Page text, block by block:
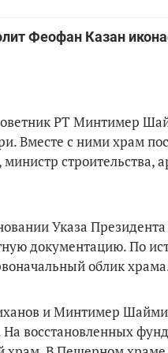
Феофан Казан
РТ Минтимер
Вместе с ними храм
строительства,
Указа
документацию. По
облик
и Минтимер
восстановленных